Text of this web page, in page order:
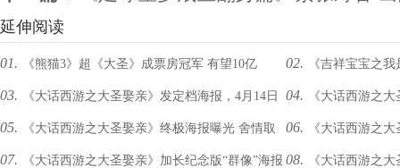
延伸阅读
01. 《熊猫3》超《大圣》成票房冠军 有望10亿 02. 《吉祥宝宝之
追梦正能量
03. 《大话西游之大圣娶亲》发定档海报，4月14日
绝版上映
04. 《大话西游之
八戒沙僧基情满满
05. 《大话西游之大圣娶亲》终极海报曝光 舍情取
义大圣终负紫霞
06. 《大话西游之
光 新剧情暗含大秘
07. 《大话西游之大圣娶亲》加长纪念版“群像”海报 08. 《大话西游之